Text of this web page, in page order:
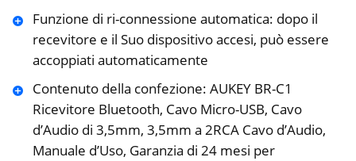
Funzione di ri-connessione automatica: dopo il
recevitore e il Suo dispositivo accesi, può essere
accoppiati automaticamente
Contenuto della confezione: AUKEY BR-C1
Ricevitore Bluetooth, Cavo Micro-USB, Cavo
d’Audio di 3,5mm, 3,5mm a 2RCA Cavo d’Audio,
Manuale d’Uso, Garanzia di 24 mesi per